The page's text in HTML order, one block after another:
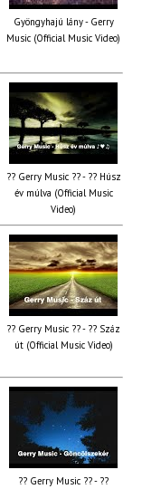
Gyöngyhajú lány - Gerry
Music (Official Music Video)
?? Gerry Music ?? - ?? Húsz
év múlva (Official Music
Video)
?? Gerry Music ?? - ?? Száz
út (Official Music Video)
?? Gerry Music ?? - ??